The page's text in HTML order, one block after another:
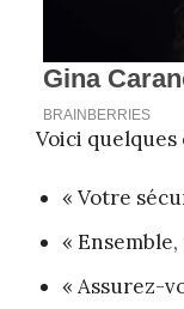
Voici quelques
« Votre
« Ensemble,
« Assurez-